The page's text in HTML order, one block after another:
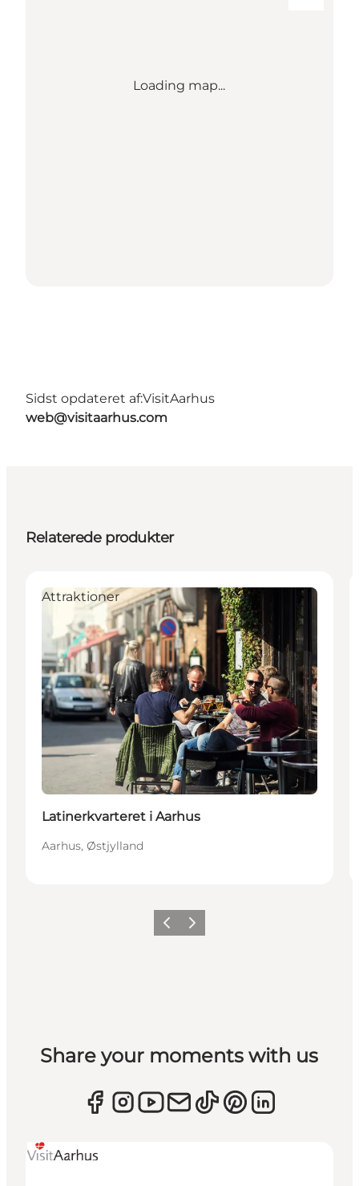
Loading map...
Sidst opdateret af:VisitAarhus
web@visitaarhus.com
Relaterede produkter
Attraktioner
Latinerkvarteret i Aarhus
Aarhus, Østjylland
ForrigeNæste
Share your moments with us